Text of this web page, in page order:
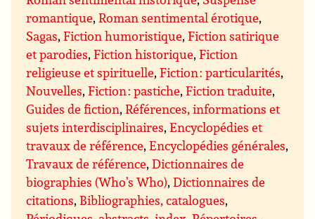
romantique,Roman sentimental érotique,
Sagas,Fiction humoristique,Fiction satirique
et parodies,Fiction historique,Fiction
religieuse et spirituelle,Fiction : particularités,
Nouvelles,Fiction : pastiche,Fiction traduite,
Guides de fiction,Références, informations et
sujets interdisciplinaires,Encyclopédies et
travaux de référence,Encyclopédies générales,
Travaux de référence,Dictionnaires de
biographies (Who’s Who),Dictionnaires de
citations, Bibliographies, catalogues,